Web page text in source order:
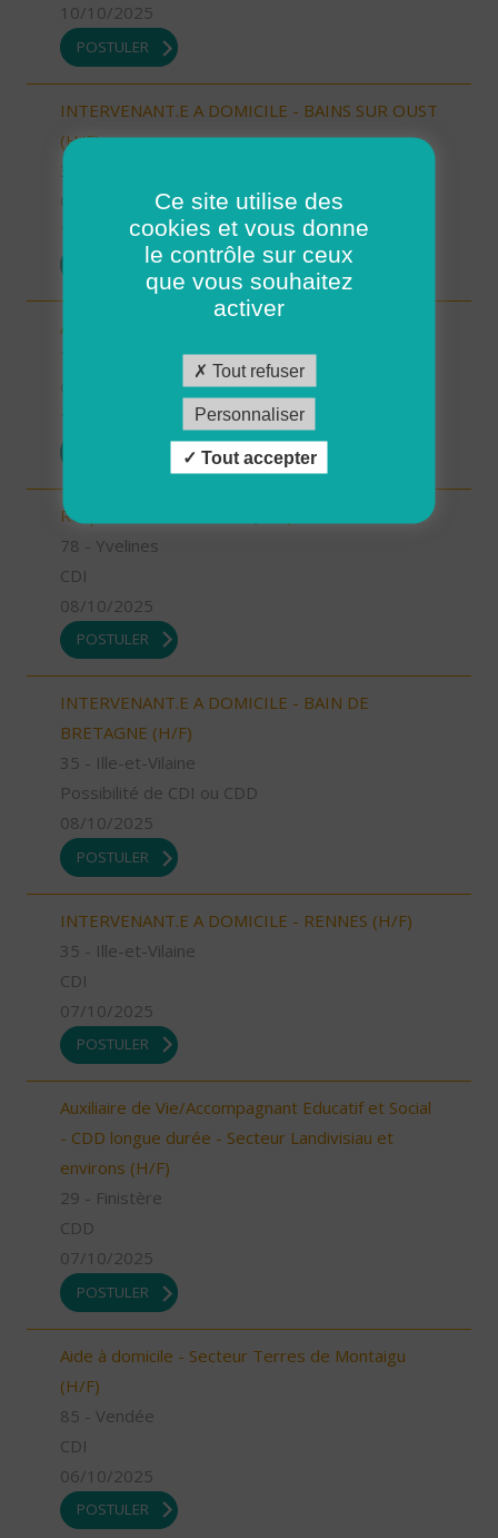
10/10/2025
POSTULER
INTERVENANT.E A DOMICILE - BAINS SUR OUST
(H/F)
10/10/2025
POSTULER
Auxiliaire de vie sociale - Randens (73220) (H/F)
Responsable de secteur (H/F)
78 - Yvelines
CDI
08/10/2025
POSTULER
INTERVENANT.E A DOMICILE - BAIN DE
BRETAGNE (H/F)
35 - Ille-et-Vilaine
Possibilité de CDI ou CDD
08/10/2025
POSTULER
INTERVENANT.E A DOMICILE - RENNES (H/F)
35 - Ille-et-Vilaine
CDI
07/10/2025
POSTULER
Auxiliaire de Vie/Accompagnant Educatif et Social
- CDD longue durée - Secteur Landivisiau et
environs (H/F)
29 - Finistère
CDD
07/10/2025
POSTULER
Aide à domicile - Secteur Terres de Montaigu
(H/F)
85 - Vendée
CDI
06/10/2025
POSTULER
Ce site utilise des
cookies et vous donne
le contrôle sur ceux
que vous souhaitez
activer
Tout refuser
Personnaliser
Tout accepter